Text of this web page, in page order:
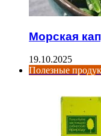
Морская
19.10.2025
Полезные